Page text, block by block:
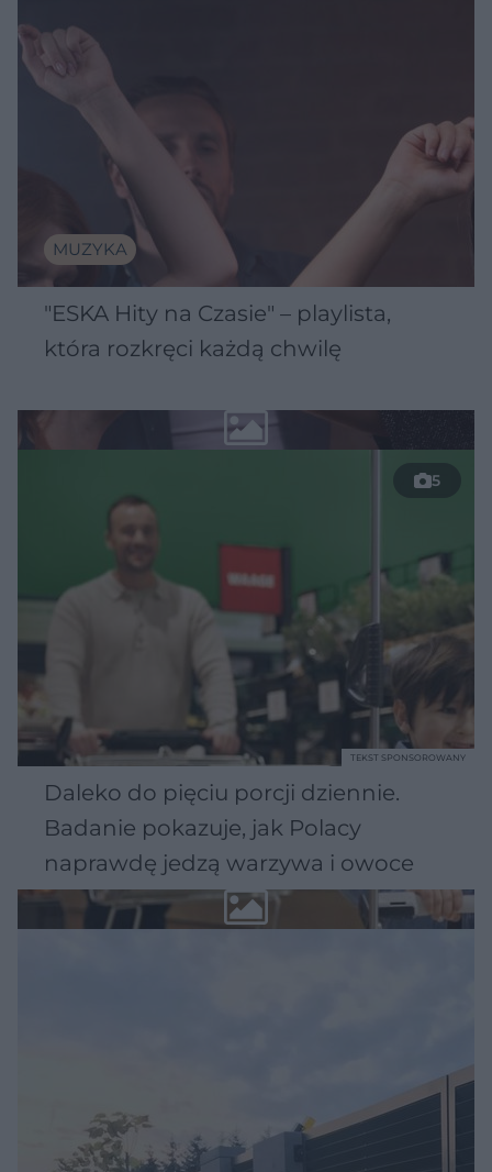
MUZYKA
"ESKA Hity na Czasie" – playlista,
która rozkręci każdą chwilę
5
Daleko do pięciu porcji dziennie.
Badanie pokazuje, jak Polacy
naprawdę jedzą warzywa i owoce
TEKST SPONSOROWANY